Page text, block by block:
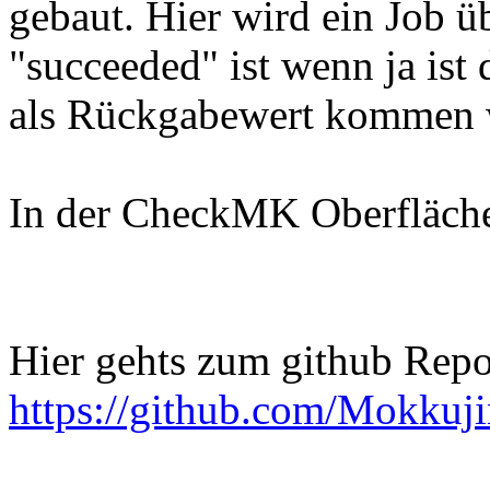
gebaut. Hier wird ein Job
"succeeded" ist wenn ja ist
als Rückgabewert
In der CheckMK
Hier gehts zum github
https://github.com/